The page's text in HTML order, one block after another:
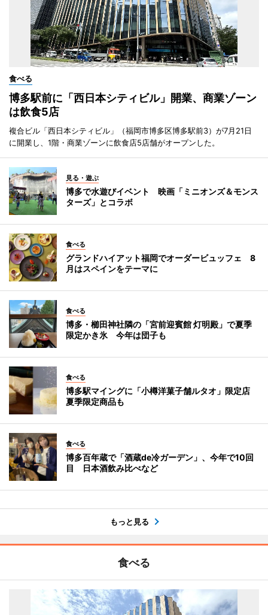
食べる
博多駅前に「西日本シティビル」開業、商業ゾーン
は飲食5店
複合ビル「西日本シティビル」（福岡市博多区博多駅前3）が7月21日
に開業し、1階・商業ゾーンに飲食店5店舗がオープンした。
見る・遊ぶ
博多で水遊びイベント 映画「ミニオンズ＆モンス
ターズ」とコラボ
食べる
グランドハイアット福岡でオーダービュッフェ 8
月はスペインをテーマに
食べる
博多・櫛田神社隣の「宮前迎賓館 灯明殿」で夏季
限定かき氷 今年は団子も
食べる
博多駅マイングに「小樽洋菓子舗ルタオ」限定店
夏季限定商品も
食べる
博多百年蔵で「酒蔵de冷ガーデン」、今年で10回
目 日本酒飲み比べなど
もっと見る
食べる